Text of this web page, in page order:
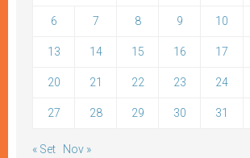
6 7 8 9 10
13 14 15 16 17
20 21 22 23 24
27 28 29 30 31
« Set Nov »